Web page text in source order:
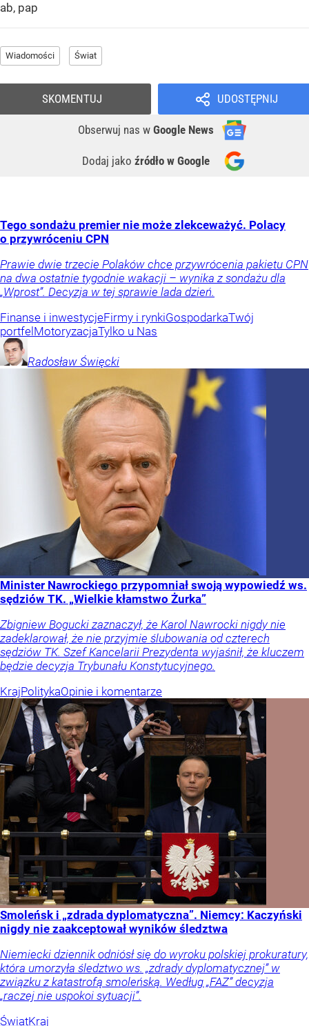
ab, pap
Wiadomości Świat
UDOSTĘPNIJ
Obserwuj nas w Google News
Dodaj jako źródło w Google
SKOMENTUJ
Tego sondażu premier nie może zlekceważyć. Polacy
o przywróceniu CPN
Prawie dwie trzecie Polaków chce przywrócenia pakietu CPN
na dwa ostatnie tygodnie wakacji – wynika z sondażu dla
„Wprost”. Decyzja w tej sprawie lada dzień.
Finanse i inwestycjeFirmy i rynkiGospodarkaTwój
portfel MotoryzacjaTylko u Nas
Radosław Święcki
Minister Nawrockiego przypomniał swoją wypowiedź ws.
sędziów TK. „Wielkie kłamstwo Żurka”
Zbigniew Bogucki zaznaczył, że Karol Nawrocki nigdy nie
zadeklarował, że nie przyjmie ślubowania od czterech
sędziów TK. Szef Kancelarii Prezydenta wyjaśnił, że kluczem
będzie decyzja Trybunału Konstytucyjnego.
KrajPolitykaOpinie i komentarze
Smoleńsk i „zdrada dyplomatyczna”. Niemcy: Kaczyński
nigdy nie zaakceptował wyników śledztwa
Niemiecki dziennik odniósł się do wyroku polskiej prokuratury,
która umorzyła śledztwo ws. „zdrady dyplomatycznej” w
związku z katastrofą smoleńską. Według „FAZ” decyzja
„raczej nie uspokoi sytuacji”.
ŚwiatKraj